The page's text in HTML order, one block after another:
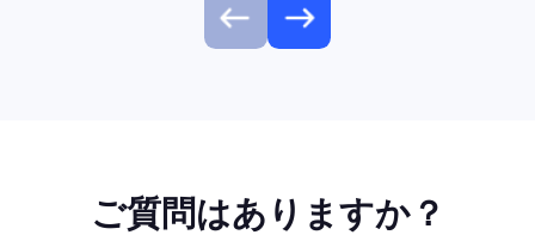
ご質問はありますか？